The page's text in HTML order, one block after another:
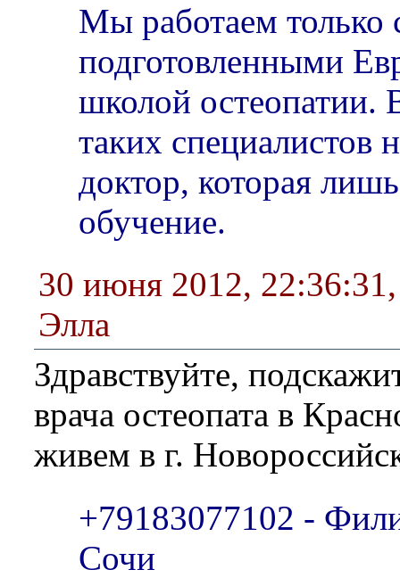
Мы работаем только
подготовленными
школой остеопатии.
таких специалистов
доктор, которая
обучение.
30 июня 2012, 22:36:31
Элла
Здравствуйте,
врача остеопата в
живем в г.
+79183077102 -
Сочи